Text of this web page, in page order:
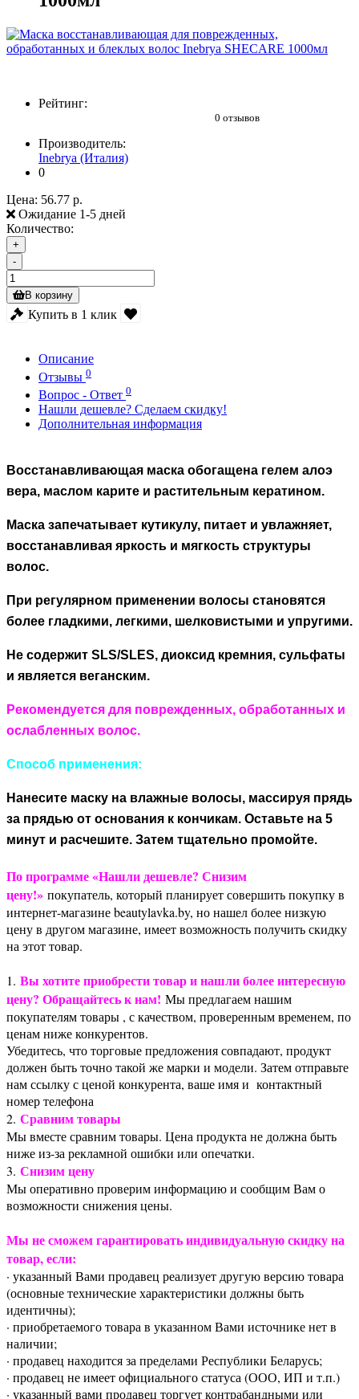
Рейтинг:
0 отзывов
Производитель:
Inebrya (Италия)
0
Цена: 56.77 р.
Ожидание 1-5 дней
Количество:
+
-
В корзину
Купить в 1 клик
Описание
Отзывы 0
Вопрос - Ответ 0
Нашли дешевле? Сделаем скидку!
Дополнительная информация
Восстанавливающая маска обогащена гелем алоэ
вера, маслом карите и растительным кератином.
Маска запечатывает кутикулу, питает и увлажняет,
восстанавливая яркость и мягкость структуры
волос.
При регулярном применении волосы становятся
более гладкими, легкими, шелковистыми и упругими.
Не содержит SLS/SLES, диоксид кремния, сульфаты
и является веганским.
Рекомендуется для поврежденных, обработанных и
ослабленных волос.
Способ применения:
Нанесите маску на влажные волосы, массируя прядь
за прядью от основания к кончикам. Оставьте на 5
минут и расчешите. Затем тщательно промойте.
По программе «Нашли дешевле? Снизим
цену!» покупатель, который планирует совершить покупку в
интернет-магазине beautylavka.by, но нашел более низкую
цену в другом магазине, имеет возможность получить скидку
на этот товар.
1. Вы хотите приобрести товар и нашли более интересную
цену? Обращайтесь к нам! Мы предлагаем нашим
покупателям товары , с качеством, проверенным временем, по
ценам ниже конкурентов.
Убедитесь, что торговые предложения совпадают, продукт
должен быть точно такой же марки и модели. Затем отправьте
нам ссылку с ценой конкурента, ваше имя и контактный
номер телефона
2. Сравним товары
Мы вместе сравним товары. Цена продукта не должна быть
ниже из-за рекламной ошибки или опечатки.
3. Снизим цену
Мы оперативно проверим информацию и сообщим Вам о
возможности снижения цены.
Мы не сможем гарантировать индивидуальную скидку на
товар, если:
· указанный Вами продавец реализует другую версию товара
(основные технические характеристики должны быть
идентичны);
· приобретаемого товара в указанном Вами источнике нет в
наличии;
· продавец находится за пределами Республики Беларусь;
· продавец не имеет официального статуса (ООО, ИП и т.п.)
· указанный вами продавец торгует контрабандными или